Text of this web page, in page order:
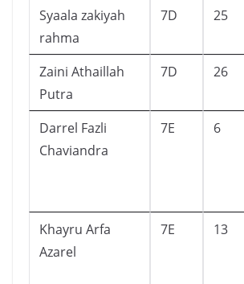
Syaala zakiyah
rahma
7D 25
Zaini Athaillah
Putra
7D 26
Darrel Fazli
Chaviandra
7E 6
Khayru Arfa
Azarel
7E 13